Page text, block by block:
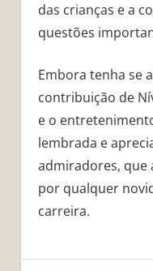
das crianças e a
questões
Embora tenha se
contribuição de
e o
lembrada e
admiradores, que
por qualquer
carreira.